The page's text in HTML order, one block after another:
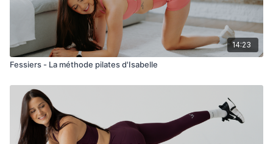
14:23
Fessiers - La méthode pilates d'Isabelle